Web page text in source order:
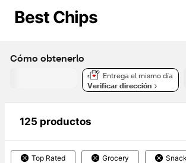
Best Chips
Cómo obtenerlo
Entrega el mismo día
Verificar dirección
125 productos
Top Rated Grocery